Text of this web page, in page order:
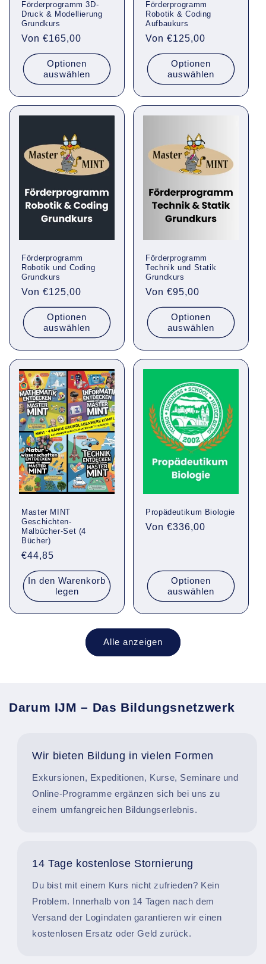
Förderprogramm 3D-
Druck & Modellierung
Grundkurs
Normaler
Preis
Von €165,00
Optionen
auswählen
Förderprogramm
Robotik & Coding
Aufbaukurs
Normaler
Preis
Von €125,00
Optionen
auswählen
Förderprogramm
Robotik und Coding
Grundkurs
Normaler
Preis
Von €125,00
Optionen
auswählen
Förderprogramm
Technik und Statik
Grundkurs
Normaler
Preis
Von €95,00
Optionen
auswählen
Master MINT
Geschichten-
Malbücher-Set (4
Bücher)
Normaler
Preis
€44,85
In den Warenkorb
legen
Propädeutikum Biologie
Normaler
Von €336,00
Optionen
auswählen
Alle anzeigen
Darum IJM – Das Bildungsnetzwerk
Wir bieten Bildung in vielen Formen
Exkursionen, Expeditionen, Kurse, Seminare und
Online-Programme ergänzen sich bei uns zu
einem umfangreichen Bildungserlebnis.
14 Tage kostenlose Stornierung
Du bist mit einem Kurs nicht zufrieden? Kein
Problem. Innerhalb von 14 Tagen nach dem
Versand der Logindaten garantieren wir einen
kostenlosen Ersatz oder Geld zurück.